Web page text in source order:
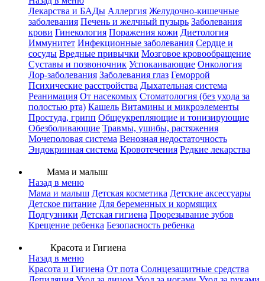
Лекарства и БАДы Аллергия Желудочно-кишечные
заболевания Печень и желчный пузырь Заболевания
крови Гинекология Поражения кожи Диетология
Иммунитет Инфекционные заболевания Сердце и
сосуды Вредные привычки Мозговое кровообращение
Суставы и позвоночник Успокаивающие Онкология
Лор-заболевания Заболевания глаз Геморрой
Психические расстройства Дыхательная система
Реанимация От насекомых Стоматология (без ухода за
полостью рта) Кашель Витамины и микроэлементы
Простуда, грипп Общеукрепляющие и тонизирующие
Обезболивающие Травмы, ушибы, растяжения
Мочеполовая система Венозная недостаточность
Эндокринная система Кровотечения Редкие лекарства
Мама и малыш
Назад в меню
Мама и малыш Детская косметика Детские аксессуары
Детское питание Для беременных и кормящих
Подгузники Детская гигиена Прорезывание зубов
Крещение ребенка Безопасность ребенка
Красота и Гигиена
Назад в меню
Красота и Гигиена От пота Солнцезащитные средства